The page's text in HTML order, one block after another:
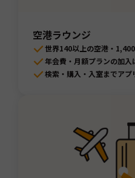
空港ラウンジ
世界140以上の空港・
年会費・月額プランの加入
検索・購入・入室までアプ